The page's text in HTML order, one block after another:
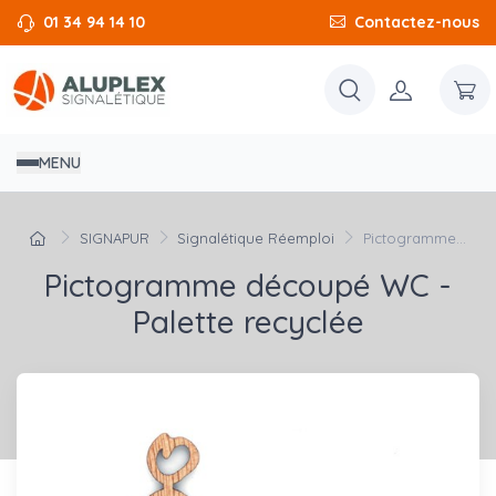
01 34 94 14 10 Contactez-nous
MENU
SIGNAPUR Signalétique Réemploi Pictogramme...
Pictogramme découpé WC -
Palette recyclée